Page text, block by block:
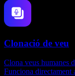
Clonació de veu
Clona veus humanes
Funciona directament